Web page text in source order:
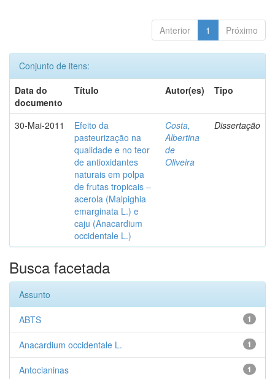
Anterior 1 Próximo
Conjunto de itens:
Data do
documento
Título Autor(es) Tipo
30-Mai-2011
Efeito da
pasteurização na
qualidade e no teor
de antioxidantes
naturais em polpa
de frutas tropicais –
acerola (Malpighia
emarginata L.) e
caju (Anacardium
occidentale L.)
Costa,
Albertina
de
Oliveira
Dissertação
Busca facetada
Assunto
1
ABTS
1
Anacardium occidentale L.
1
Antocianinas